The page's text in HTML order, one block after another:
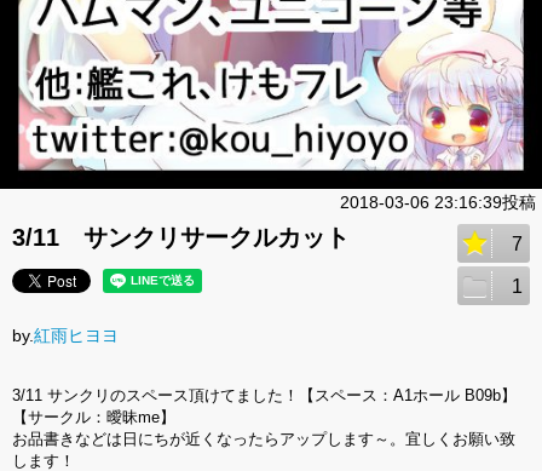
2018-03-06 23:16:39投稿
3/11 サンクリサークルカット 7
1
by.紅雨ヒヨヨ
3/11 サンクリのスペース頂けてました！【スペース：A1ホール B09b】
【サークル：曖昧me】
お品書きなどは日にちが近くなったらアップします～。宜しくお願い致
します！